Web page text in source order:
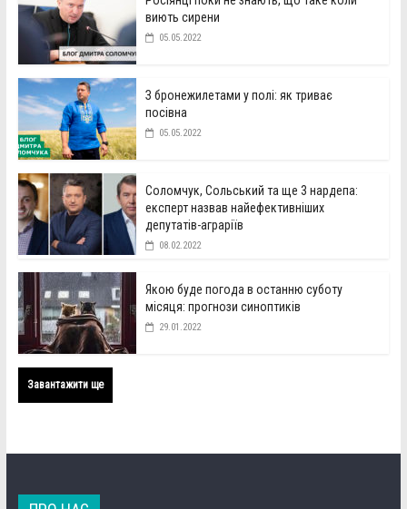
виють сирени
05.05.2022
З бронежилетами у полі: як триває
посівна
05.05.2022
Соломчук, Сольський та ще 3 нардепа:
експерт назвав найефективніших
депутатів-аграріїв
08.02.2022
Якою буде погода в останню суботу
місяця: прогнози синоптиків
29.01.2022
Завантажити ще